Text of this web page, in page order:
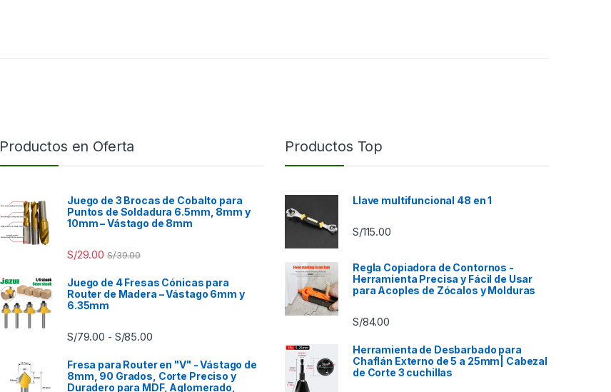
Productos en Oferta
Juego de 3 Brocas de Cobalto para
Puntos de Soldadura 6.5mm, 8mm y
10mm – Vástago de 8mm
S/29.00 S/39.00
Juego de 4 Fresas Cónicas para
Router de Madera – Vástago 6mm y
6.35mm
S/79.00 - S/85.00Rango de precios: desde S/79.00 hasta S/85.00
Fresa para Router en "V" - Vástago de
8mm, 90 Grados, Corte Preciso y
Duradero para MDF, Aglomerado,
Productos Top
Llave multifuncional 48 en 1
S/115.00
Regla Copiadora de Contornos -
Herramienta Precisa y Fácil de Usar
para Acoples de Zócalos y Molduras
S/84.00
Herramienta de Desbarbado para
Chaflán Externo de 5 a 25mm| Cabezal
de Corte 3 cuchillas